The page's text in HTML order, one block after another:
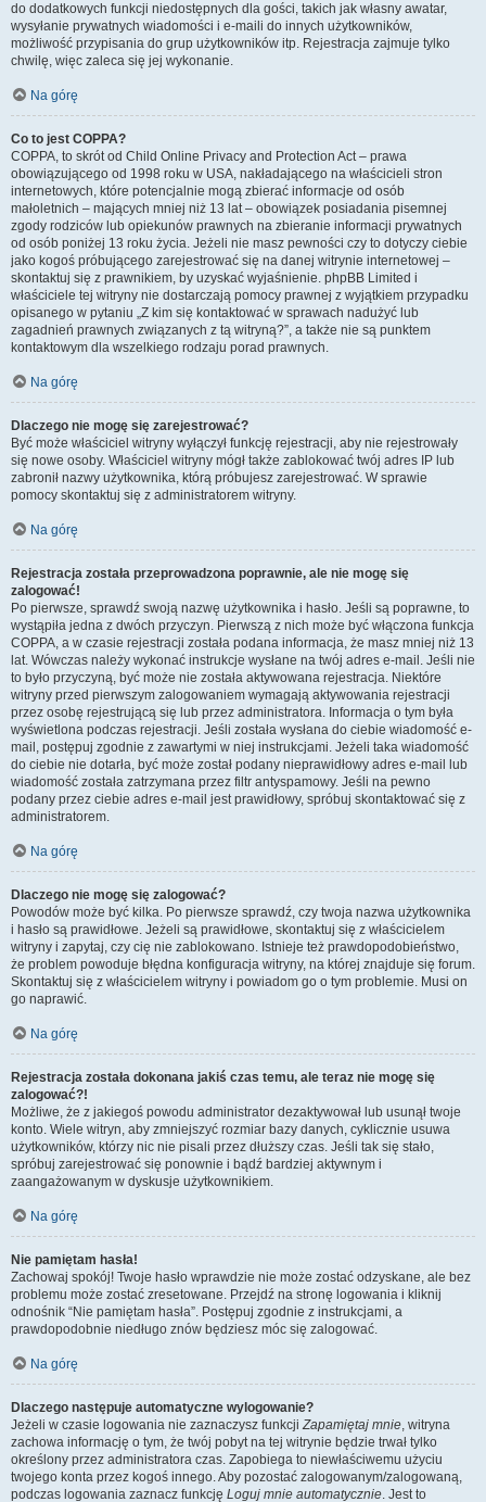
do dodatkowych funkcji niedostępnych dla gości, takich jak własny awatar,
wysyłanie prywatnych wiadomości i e-maili do innych użytkowników,
możliwość przypisania do grup użytkowników itp. Rejestracja zajmuje tylko
chwilę, więc zaleca się jej wykonanie.
Na górę
Co to jest COPPA?
COPPA, to skrót od Child Online Privacy and Protection Act – prawa
obowiązującego od 1998 roku w USA, nakładającego na właścicieli stron
internetowych, które potencjalnie mogą zbierać informacje od osób
małoletnich – mających mniej niż 13 lat – obowiązek posiadania pisemnej
zgody rodziców lub opiekunów prawnych na zbieranie informacji prywatnych
od osób poniżej 13 roku życia. Jeżeli nie masz pewności czy to dotyczy ciebie
jako kogoś próbującego zarejestrować się na danej witrynie internetowej –
skontaktuj się z prawnikiem, by uzyskać wyjaśnienie. phpBB Limited i
właściciele tej witryny nie dostarczają pomocy prawnej z wyjątkiem przypadku
opisanego w pytaniu „Z kim się kontaktować w sprawach nadużyć lub
zagadnień prawnych związanych z tą witryną?”, a także nie są punktem
kontaktowym dla wszelkiego rodzaju porad prawnych.
Na górę
Dlaczego nie mogę się zarejestrować?
Być może właściciel witryny wyłączył funkcję rejestracji, aby nie rejestrowały
się nowe osoby. Właściciel witryny mógł także zablokować twój adres IP lub
zabronił nazwy użytkownika, którą próbujesz zarejestrować. W sprawie
pomocy skontaktuj się z administratorem witryny.
Na górę
Rejestracja została przeprowadzona poprawnie, ale nie mogę się
zalogować!
Po pierwsze, sprawdź swoją nazwę użytkownika i hasło. Jeśli są poprawne, to
wystąpiła jedna z dwóch przyczyn. Pierwszą z nich może być włączona funkcja
COPPA, a w czasie rejestracji została podana informacja, że masz mniej niż 13
lat. Wówczas należy wykonać instrukcje wysłane na twój adres e-mail. Jeśli nie
to było przyczyną, być może nie została aktywowana rejestracja. Niektóre
witryny przed pierwszym zalogowaniem wymagają aktywowania rejestracji
przez osobę rejestrującą się lub przez administratora. Informacja o tym była
wyświetlona podczas rejestracji. Jeśli została wysłana do ciebie wiadomość e-
mail, postępuj zgodnie z zawartymi w niej instrukcjami. Jeżeli taka wiadomość
do ciebie nie dotarła, być może został podany nieprawidłowy adres e-mail lub
wiadomość została zatrzymana przez filtr antyspamowy. Jeśli na pewno
podany przez ciebie adres e-mail jest prawidłowy, spróbuj skontaktować się z
administratorem.
Na górę
Dlaczego nie mogę się zalogować?
Powodów może być kilka. Po pierwsze sprawdź, czy twoja nazwa użytkownika
i hasło są prawidłowe. Jeżeli są prawidłowe, skontaktuj się z właścicielem
witryny i zapytaj, czy cię nie zablokowano. Istnieje też prawdopodobieństwo,
że problem powoduje błędna konfiguracja witryny, na której znajduje się forum.
Skontaktuj się z właścicielem witryny i powiadom go o tym problemie. Musi on
go naprawić.
Na górę
Rejestracja została dokonana jakiś czas temu, ale teraz nie mogę się
zalogować?!
Możliwe, że z jakiegoś powodu administrator dezaktywował lub usunął twoje
konto. Wiele witryn, aby zmniejszyć rozmiar bazy danych, cyklicznie usuwa
użytkowników, którzy nic nie pisali przez dłuższy czas. Jeśli tak się stało,
spróbuj zarejestrować się ponownie i bądź bardziej aktywnym i
zaangażowanym w dyskusje użytkownikiem.
Na górę
Nie pamiętam hasła!
Zachowaj spokój! Twoje hasło wprawdzie nie może zostać odzyskane, ale bez
problemu może zostać zresetowane. Przejdź na stronę logowania i kliknij
odnośnik “Nie pamiętam hasła”. Postępuj zgodnie z instrukcjami, a
prawdopodobnie niedługo znów będziesz móc się zalogować.
Na górę
Dlaczego następuje automatyczne wylogowanie?
Jeżeli w czasie logowania nie zaznaczysz funkcjiZapamiętaj mnie, witryna
zachowa informację o tym, że twój pobyt na tej witrynie będzie trwał tylko
określony przez administratora czas. Zapobiega to niewłaściwemu użyciu
twojego konta przez kogoś innego. Aby pozostać zalogowanym/zalogowaną,
podczas logowania zaznacz funkcję Loguj mnie automatycznie. Jest to